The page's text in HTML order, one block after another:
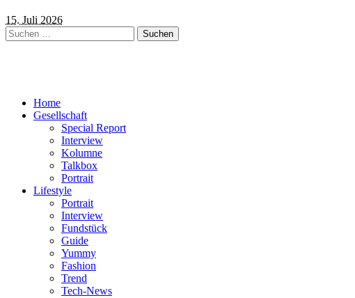
15. Juli 2026
Suchen
nach:
Home
Gesellschaft
Special Report
Interview
Kolumne
Talkbox
Portrait
Lifestyle
Portrait
Interview
Fundstück
Guide
Yummy
Fashion
Trend
Tech-News